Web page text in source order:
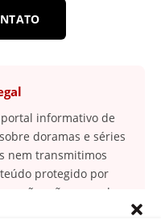
informativo de
doramas e séries
nem transmitimos
protegido por
são apuradas